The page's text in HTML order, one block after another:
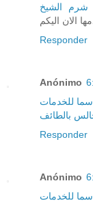
شرم الشيخ
الان اليكم
Responder
Anónimo
سما للخدمات
بالطائف
Responder
Anónimo
سما للخدمات